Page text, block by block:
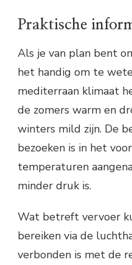
Praktische
Als je van plan bent
het handig om te
mediterraan klimaat
de zomers warm en
winters mild zijn. De
bezoeken is in het
temperaturen
minder druk is.
Wat betreft vervoer
bereiken via de
verbonden is met de